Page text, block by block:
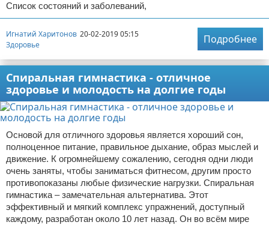
Список состояний и заболеваний,
Игнатий Харитонов 20-02-2019 05:15
Здоровье
Подробнее
Спиральная гимнастика - отличное
здоровье и молодость на долгие годы
Основой для отличного здоровья является хороший сон,
полноценное питание, правильное дыхание, образ мыслей и
движение. К огромнейшему сожалению, сегодня одни люди
очень заняты, чтобы заниматься фитнесом, другим просто
противопоказаны любые физические нагрузки. Спиральная
гимнастика – замечательная альтернатива. Этот
эффективный и мягкий комплекс упражнений, доступный
каждому, разработан около 10 лет назад. Он во всём мире